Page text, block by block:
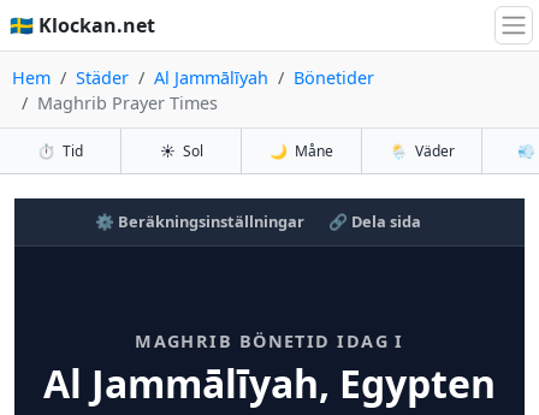
🇸🇪 Klockan.net
Hem Städer Al Jammālīyah
Bönetider
Maghrib Prayer Times
⏱️ Tid ☀️ Sol 🌙 Måne 🌦️ Väder 💨
⚙️ Beräkningsinställningar 🔗 Dela sida
MAGHRIB BÖNETID IDAG I
Al Jammālīyah, Egypten